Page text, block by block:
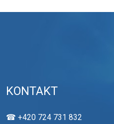
KONTAKT
☎ +420 724 731 832